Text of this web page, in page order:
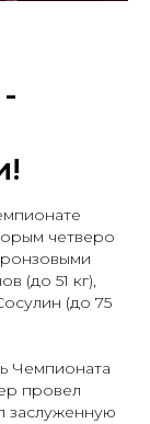
четверо
(до 51 кг),
(до 75
Чемпионата
провел
заслуженную